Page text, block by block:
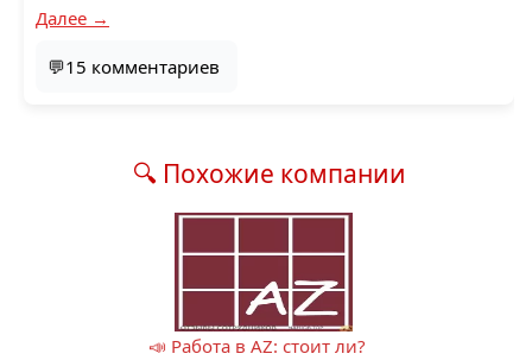
Далее →
💬15 комментариев
🔍 Похожие компании
📣 Работа в AZ: стоит ли?